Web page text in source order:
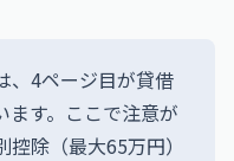
、4ページ目が貸借
ます。ここで注意が
除（最大65万円）